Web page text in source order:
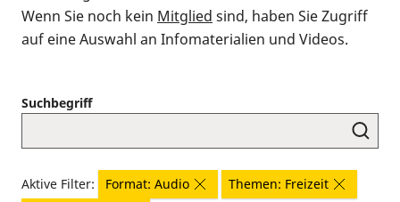
Wenn Sie noch kein Mitglied sind, haben Sie Zugriff
auf eine Auswahl an Infomaterialien und Videos.
Suchbegriff
Aktive Filter: Format: Audio
Themen: Freizeit